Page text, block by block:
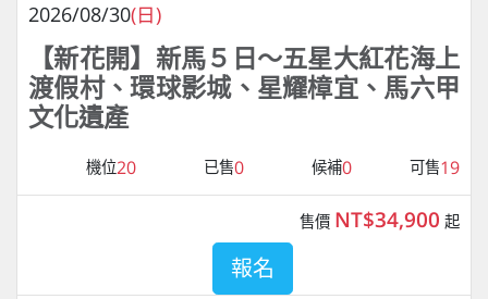
2026/08/30(日)
【新花開】新馬５日～五星大紅花海上
渡假村、環球影城、星耀樟宜、馬六甲
文化遺產
機位20 已售0 候補0 可售19
售價 NT$34,900 起
報名